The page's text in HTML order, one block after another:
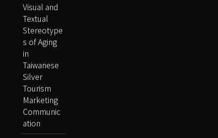
Visual and
Textual
Stereotype
s of Aging
in
Taiwanese
Silver
Tourism
Marketing
Communic
ation